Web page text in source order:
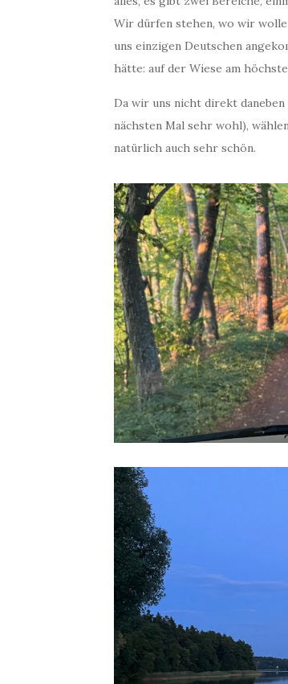
Wir dürfen stehen, wo wir
uns einzigen Deutschen
hätte: auf der Wiese am
Da wir uns nicht direkt
nächsten Mal sehr wohl),
natürlich auch sehr schön.